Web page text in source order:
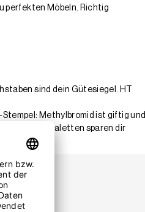
perfekten Möbeln. Richtig
sind dein Gütesiegel. HT
Methylbromid ist giftig und
trockene Paletten sparen dir